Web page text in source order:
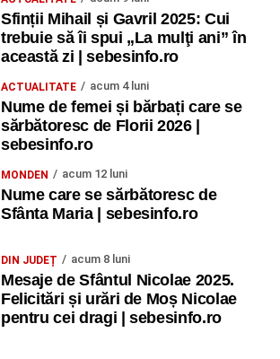
Sfinții Mihail și Gavril 2025: Cui
trebuie să îi spui „La mulţi ani” în
această zi | sebesinfo.ro
ACTUALITATE acum 4 luni
Nume de femei și bărbați care se
sărbătoresc de Florii 2026 |
sebesinfo.ro
MONDEN acum 12 luni
Nume care se sărbătoresc de
Sfânta Maria | sebesinfo.ro
DIN JUDEȚ acum 8 luni
Mesaje de Sfântul Nicolae 2025.
Felicitări și urări de Moș Nicolae
pentru cei dragi | sebesinfo.ro